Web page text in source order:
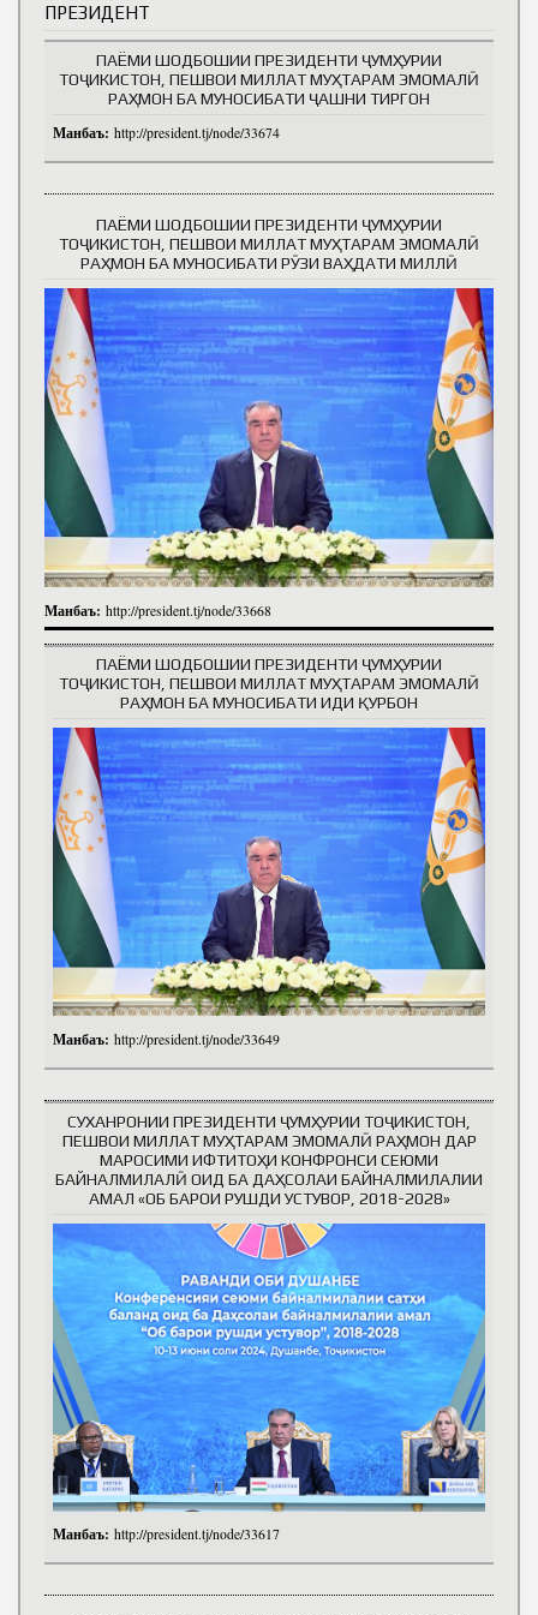
ПРЕЗИДЕНТ
ПАЁМИ ШОДБОШИИ ПРЕЗИДЕНТИ ҶУМҲУРИИ
ТОҶИКИСТОН, ПЕШВОИ МИЛЛАТ МУҲТАРАМ ЭМОМАЛӢ
РАҲМОН БА МУНОСИБАТИ ҶАШНИ ТИРГОН
Манбаъ: http://president.tj/node/33674
ПАЁМИ ШОДБОШИИ ПРЕЗИДЕНТИ ҶУМҲУРИИ
ТОҶИКИСТОН, ПЕШВОИ МИЛЛАТ МУҲТАРАМ ЭМОМАЛӢ
РАҲМОН БА МУНОСИБАТИ РӮЗИ ВАҲДАТИ МИЛЛӢ
Манбаъ: http://president.tj/node/33668
ПАЁМИ ШОДБОШИИ ПРЕЗИДЕНТИ ҶУМҲУРИИ
ТОҶИКИСТОН, ПЕШВОИ МИЛЛАТ МУҲТАРАМ ЭМОМАЛӢ
РАҲМОН БА МУНОСИБАТИ ИДИ ҚУРБОН
Манбаъ: http://president.tj/node/33649
СУХАНРОНИИ ПРЕЗИДЕНТИ ҶУМҲУРИИ ТОҶИКИСТОН,
ПЕШВОИ МИЛЛАТ МУҲТАРАМ ЭМОМАЛӢ РАҲМОН ДАР
МАРОСИМИ ИФТИТОҲИ КОНФРОНСИ СЕЮМИ
БАЙНАЛМИЛАЛӢ ОИД БА ДАҲСОЛАИ БАЙНАЛМИЛАЛИИ
АМАЛ «ОБ БАРОИ РУШДИ УСТУВОР, 2018-2028»
Манбаъ: http://president.tj/node/33617